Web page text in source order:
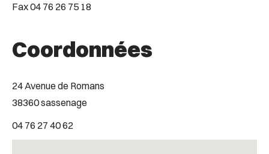
Fax 04 76 26 75 18
Coordonnées
24 Avenue de Romans
38360 sassenage
04 76 27 40 62